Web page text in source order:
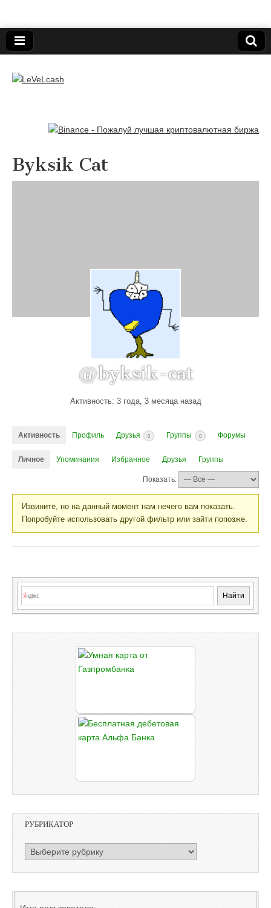
LeVeLcash
Byksik Cat
@byksik-cat
Активность: 3 года, 3 месяца назад
Активность Профиль Друзья 0 Группы 0 Форумы
Личное Упоминания Избранное Друзья Группы
Показать:
Извините, но на данный момент нам нечего вам показать.
Попробуйте использовать другой фильтр или зайти попозже.
РУБРИКАТОР
РУБРИКАТОР